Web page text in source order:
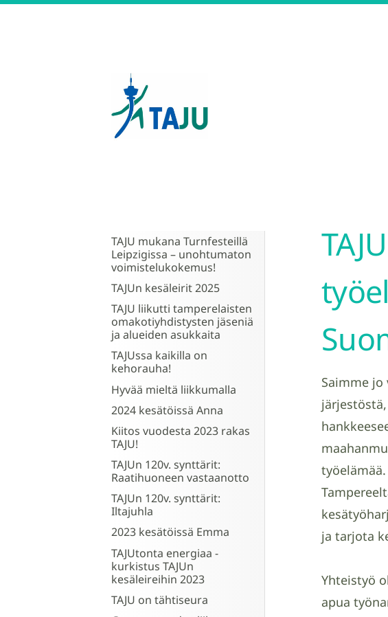
Tampereen Jumppatiimi TAJU ry
TAJU mukana Turnfesteillä
Leipzigissa – unohtumaton
voimistelukokemus!
TAJUn kesäleirit 2025
TAJU liikutti tamperelaisten
omakotiyhdistysten jäseniä
ja alueiden asukkaita
TAJUssa kaikilla on
kehorauha!
Hyvää mieltä liikkumalla
2024 kesätöissä Anna
Kiitos vuodesta 2023 rakas
TAJU!
TAJUn 120v. synttärit:
Raatihuoneen vastaanotto
TAJUn 120v. synttärit:
Iltajuhla
2023 kesätöissä Emma
TAJUtonta energiaa -
kurkistus TAJUn
kesäleireihin 2023
TAJU on tähtiseura
Saimme
ja tarjota
Yhteistyö
apua